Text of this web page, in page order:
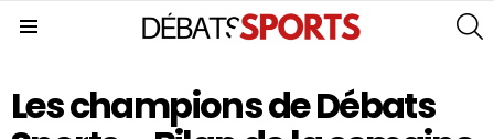
Les champions de Débats